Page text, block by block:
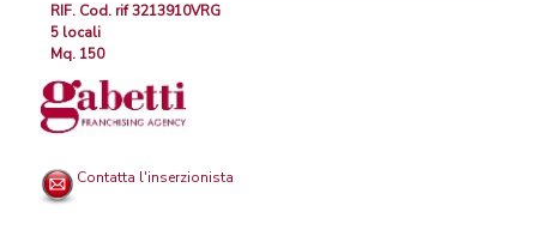
RIF. Cod. rif 3213910VRG
5 locali
Mq. 150
Contatta l'inserzionista